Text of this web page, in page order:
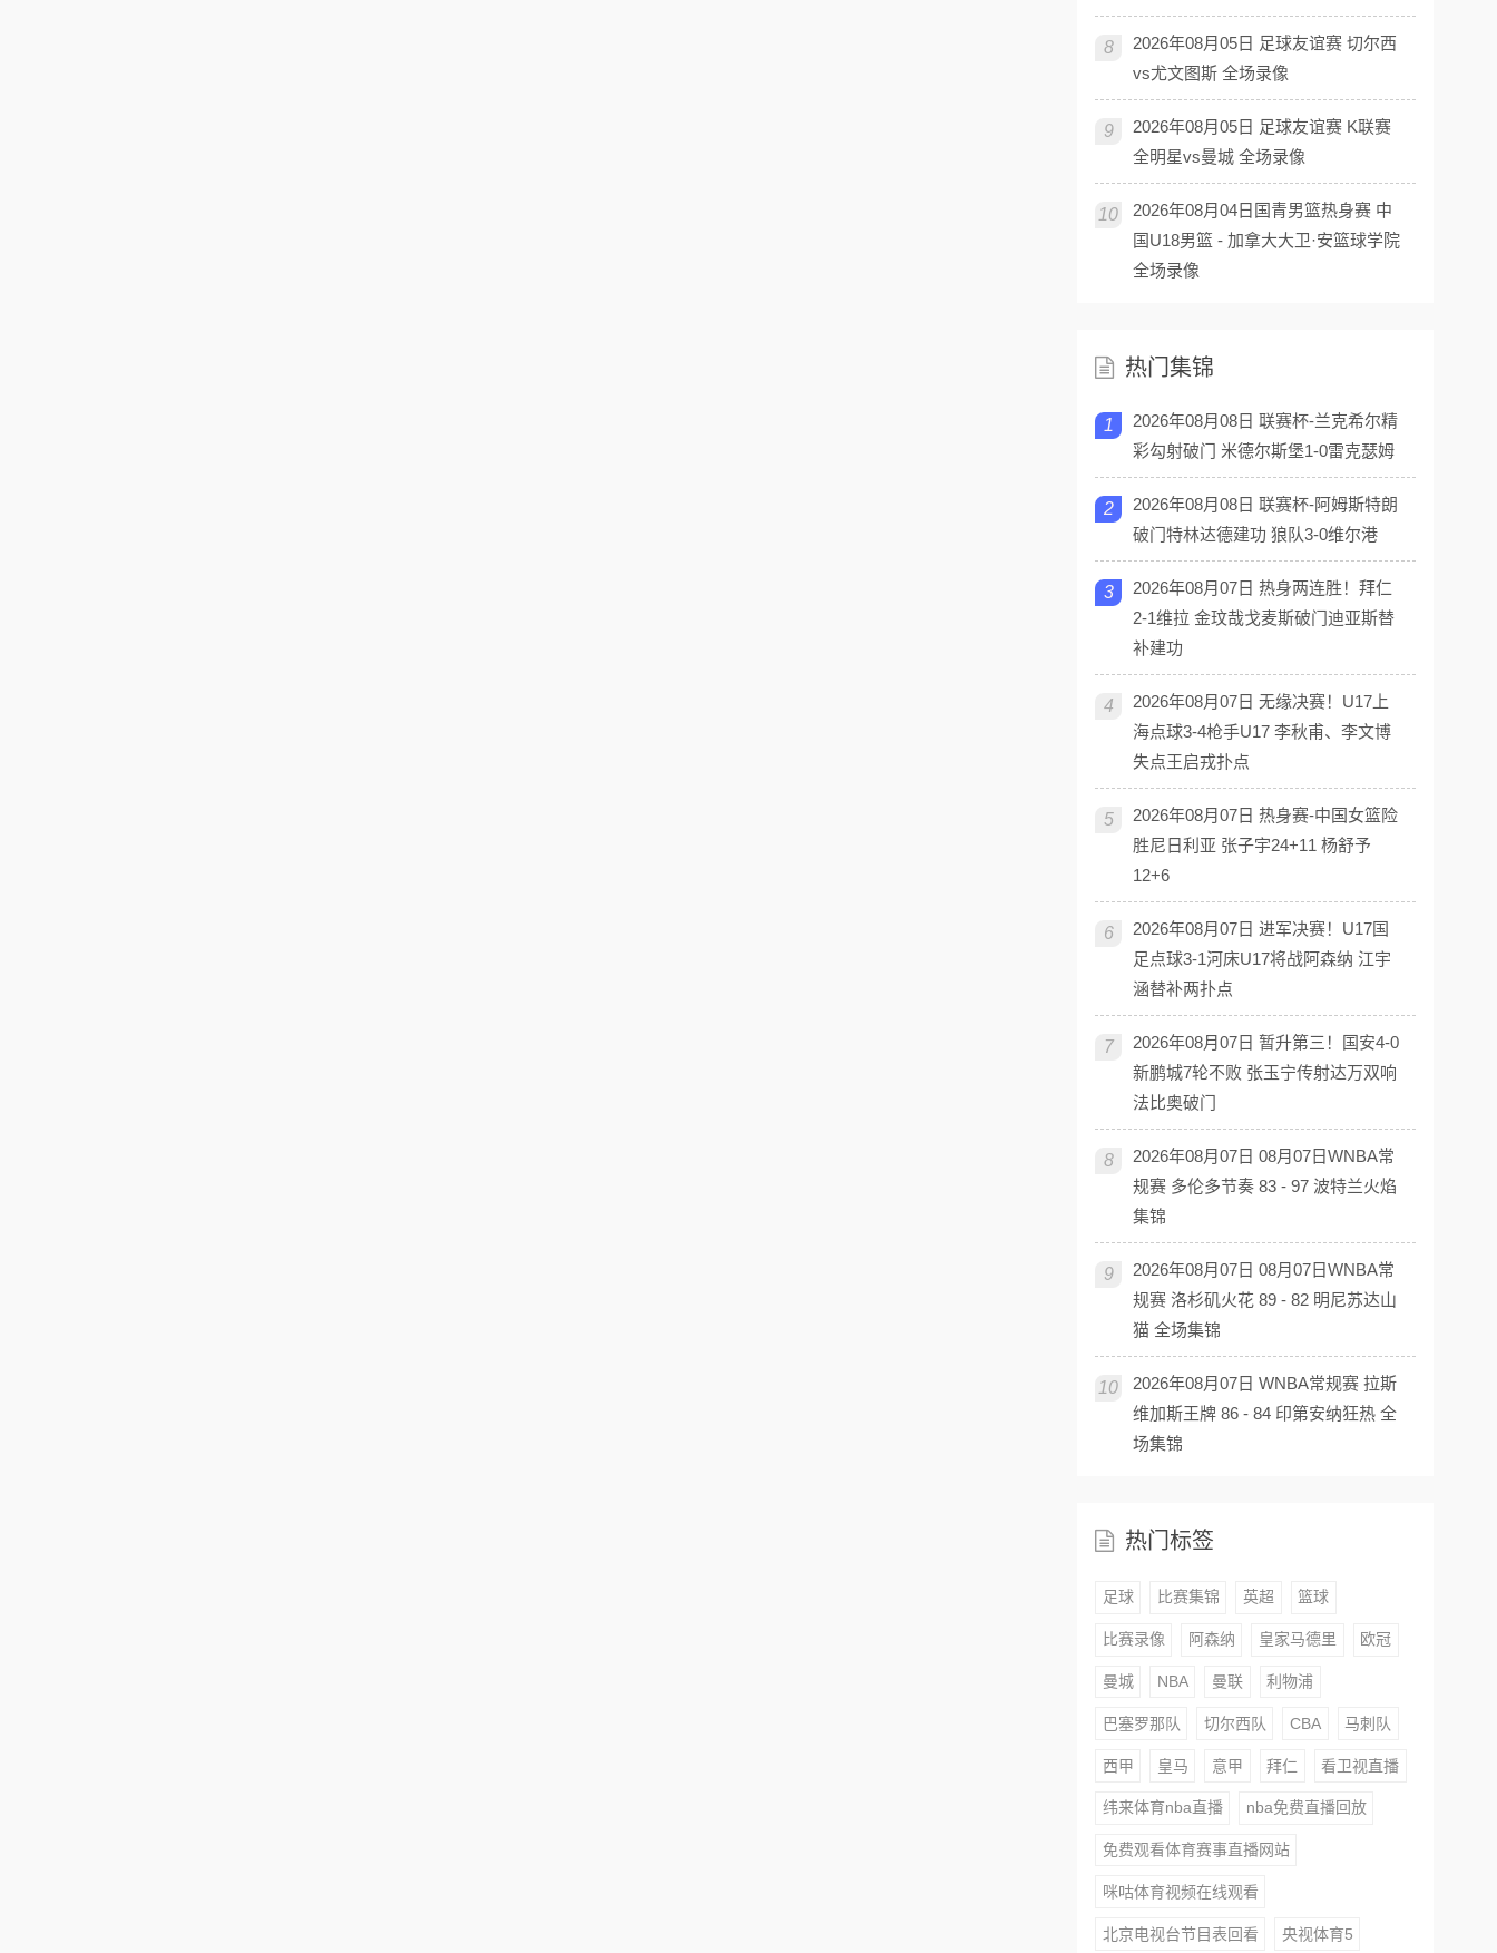
8
2026年08月05日 足球友谊赛 切尔西
vs尤文图斯 全场录像
9
2026年08月05日 足球友谊赛 K联赛
全明星vs曼城 全场录像
10
2026年08月04日国青男篮热身赛 中
国U18男篮 - 加拿大大卫·安篮球学院
全场录像
热门集锦
1
2026年08月08日 联赛杯-兰克希尔精
彩勾射破门 米德尔斯堡1-0雷克瑟姆
2
2026年08月08日 联赛杯-阿姆斯特朗
破门特林达德建功 狼队3-0维尔港
3
2026年08月07日 热身两连胜！拜仁
2-1维拉 金玟哉戈麦斯破门迪亚斯替
补建功
4
2026年08月07日 无缘决赛！U17上
海点球3-4枪手U17 李秋甫、李文博
失点王启戎扑点
5
2026年08月07日 热身赛-中国女篮险
胜尼日利亚 张子宇24+11 杨舒予
12+6
6
2026年08月07日 进军决赛！U17国
足点球3-1河床U17将战阿森纳 江宇
涵替补两扑点
7
2026年08月07日 暂升第三！国安4-0
新鹏城7轮不败 张玉宁传射达万双响
法比奥破门
8
2026年08月07日 08月07日WNBA常
规赛 多伦多节奏 83 - 97 波特兰火焰
集锦
9
2026年08月07日 08月07日WNBA常
规赛 洛杉矶火花 89 - 82 明尼苏达山
猫 全场集锦
10
2026年08月07日 WNBA常规赛 拉斯
维加斯王牌 86 - 84 印第安纳狂热 全
场集锦
热门标签
足球 比赛集锦 英超 篮球
比赛录像 阿森纳 皇家马德里 欧冠
曼城 NBA 曼联 利物浦
巴塞罗那队 切尔西队 CBA 马刺队
西甲 皇马 意甲 拜仁 看卫视直播
纬来体育nba直播 nba免费直播回放
免费观看体育赛事直播网站
咪咕体育视频在线观看
北京电视台节目表回看 央视体育5